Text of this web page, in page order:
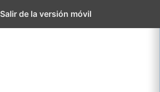
El
Salir de la versión móvil